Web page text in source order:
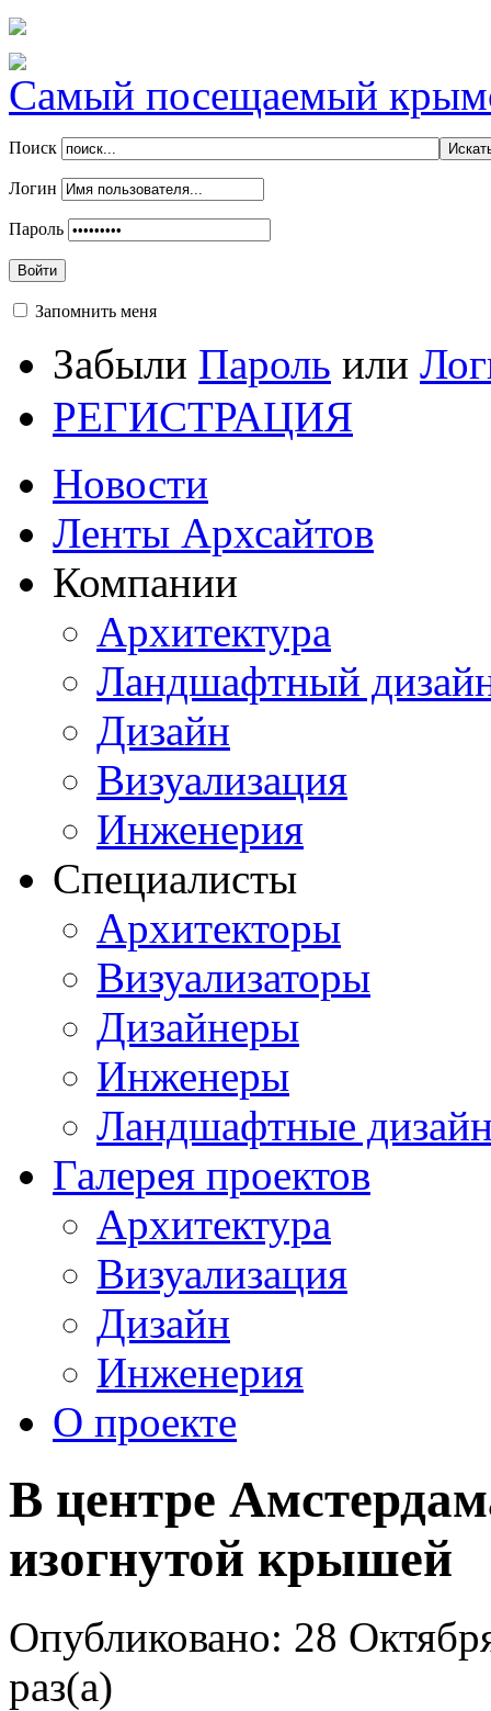
Самый посещаемый
Поиск
Логин
Пароль
Войти
Запомнить меня
Забыли Пароль или
РЕГИСТРАЦИЯ
Новости
Ленты Архсайтов
Компании
Архитектура
Ландшафтный
Дизайн
Визуализация
Инженерия
Специалисты
Архитекторы
Визуализаторы
Дизайнеры
Инженеры
Ландшафтные
Галерея проектов
Архитектура
Визуализация
Дизайн
Инженерия
О проекте
В центре
изогнутой крышей
Опубликовано: 28
раз(а)